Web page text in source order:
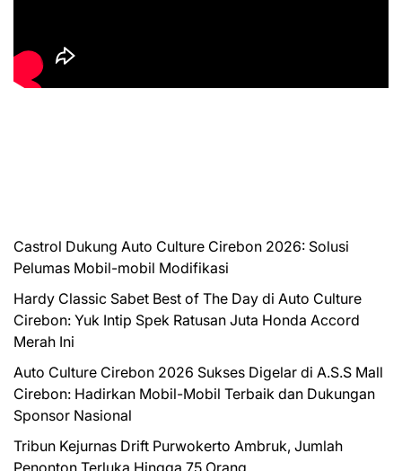
Castrol Dukung Auto Culture Cirebon 2026: Solusi
Pelumas Mobil-mobil Modifikasi
Hardy Classic Sabet Best of The Day di Auto Culture
Cirebon: Yuk Intip Spek Ratusan Juta Honda Accord
Merah Ini
Auto Culture Cirebon 2026 Sukses Digelar di A.S.S Mall
Cirebon: Hadirkan Mobil-Mobil Terbaik dan Dukungan
Sponsor Nasional
Tribun Kejurnas Drift Purwokerto Ambruk, Jumlah